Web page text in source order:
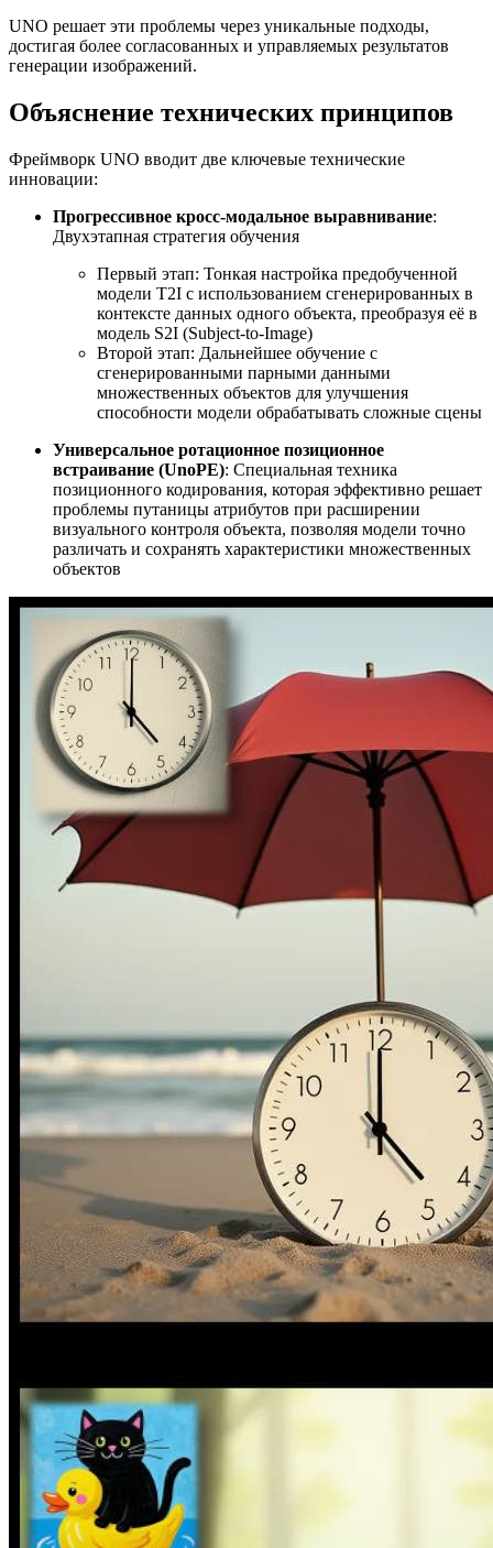
UNO решает эти проблемы через уникальные подходы,
достигая более согласованных и управляемых результатов
генерации изображений.
Объяснение технических принципов
Фреймворк UNO вводит две ключевые технические
инновации:
Прогрессивное кросс-модальное выравнивание:
Двухэтапная стратегия обучения
Первый этап: Тонкая настройка предобученной
модели T2I с использованием сгенерированных в
контексте данных одного объекта, преобразуя её в
модель S2I (Subject-to-Image)
Второй этап: Дальнейшее обучение с
сгенерированными парными данными
множественных объектов для улучшения
способности модели обрабатывать сложные сцены
Универсальное ротационное позиционное
встраивание (UnoPE): Специальная техника
позиционного кодирования, которая эффективно решает
проблемы путаницы атрибутов при расширении
визуального контроля объекта, позволяя модели точно
различать и сохранять характеристики множественных
объектов